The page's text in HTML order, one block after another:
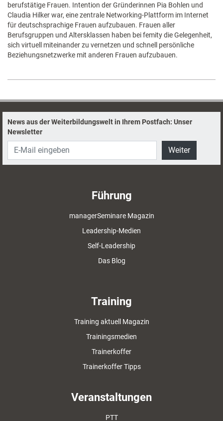
berufstätige Frauen. Intention der Gründerinnen Pia Bohlen und
Claudia Hilker war, eine zentrale Networking-Plattform im Internet
für deutschsprachige Frauen aufzubauen. Frauen aller
Berufsgruppen und Altersklassen haben bei femity die Gelegenheit,
sich virtuell miteinander zu vernetzen und schnell persönliche
Beziehungsnetzwerke mit anderen Frauen aufzubauen.
News aus der Weiterbildungswelt in Ihrem Postfach: Unser
Newsletter
Weiter
Führung
managerSeminare Magazin
Leadership-Medien
Self-Leadership
Das Blog
Training
Training aktuell Magazin
Trainingsmedien
Trainerkoffer
Trainerkoffer Tipps
Veranstaltungen
PTT